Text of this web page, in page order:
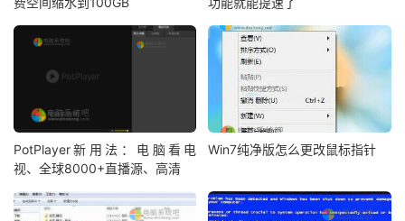
PotPlayer新用法：电脑看电
视、全球8000+直播源、高清
Win7纯净版怎么更改鼠标指针